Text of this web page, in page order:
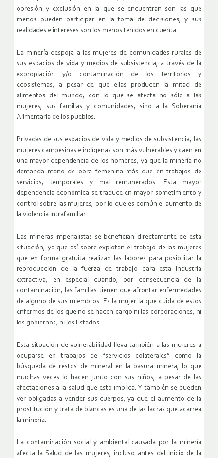
opresión y exclusión en la que se encuentran son las que
menos pueden participar en la toma de decisiones, y sus
realidades e intereses son los menos tenidos en cuenta.
La minería despoja a las mujeres de comunidades rurales de
sus espacios de vida y medios de subsistencia, a través de la
expropiación y/o contaminación de los territorios y
ecosistemas, a pesar de que ellas producen la mitad de
alimentos del mundo, con lo que se afecta no sólo a las
mujeres, sus familias y comunidades, sino a la Soberanía
Alimentaria de los pueblos.
Privadas de sus espacios de vida y medios de subsistencia, las
mujeres campesinas e indígenas son más vulnerables y caen en
una mayor dependencia de los hombres, ya que la minería no
demanda mano de obra femenina más que en trabajos de
servicios, temporales y mal remunerados. Esta mayor
dependencia económica se traduce en mayor sometimiento y
control sobre las mujeres, por lo que es común el aumento de
la violencia intrafamiliar.
Las mineras imperialistas se benefician directamente de esta
situación, ya que así sobre explotan el trabajo de las mujeres
que en forma gratuita realizan las labores para posibilitar la
reproducción de la fuerza de trabajo para esta industria
extractiva, en especial cuando, por consecuencia de la
contaminación, las familias tienen que afrontar enfermedades
de alguno de sus miembros. Es la mujer la que cuida de estos
enfermos de los que no se hacen cargo ni las corporaciones, ni
los gobiernos, ni los Estados.
Esta situación de vulnerabilidad lleva también a las mujeres a
ocuparse en trabajos de “servicios colaterales” como la
búsqueda de restos de mineral en la basura minera, lo que
muchas veces lo hacen junto con sus niños, a pesar de las
afectaciones a la salud que esto implica. Y también se pueden
ver obligadas a vender sus cuerpos, ya que el aumento de la
prostitución y trata de blancas es una de las lacras que acarrea
la minería.
La contaminación social y ambiental causada por la minería
afecta la Salud de las mujeres, incluso antes del inicio de la